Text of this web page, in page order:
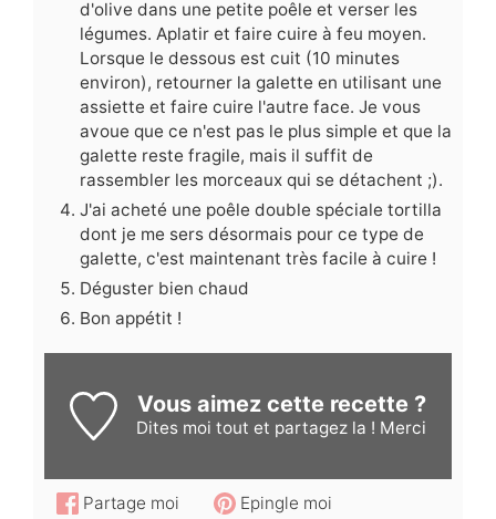
d'olive dans une petite poêle et verser les
légumes. Aplatir et faire cuire à feu moyen.
Lorsque le dessous est cuit (10 minutes
environ), retourner la galette en utilisant une
assiette et faire cuire l'autre face. Je vous
avoue que ce n'est pas le plus simple et que la
galette reste fragile, mais il suffit de
rassembler les morceaux qui se détachent ;).
J'ai acheté une poêle double spéciale tortilla
dont je me sers désormais pour ce type de
galette, c'est maintenant très facile à cuire !
Déguster bien chaud
Bon appétit !
Vous aimez cette recette ?
Dites moi tout et partagez la ! Merci
Partage moi Epingle moi